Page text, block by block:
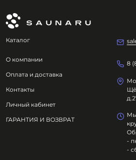
Каталог
О компании
Оплата и доставка
Контакты
Личный кабинет
ГАРАНТИЯ И ВОЗВРАТ
8
Мы
-
-